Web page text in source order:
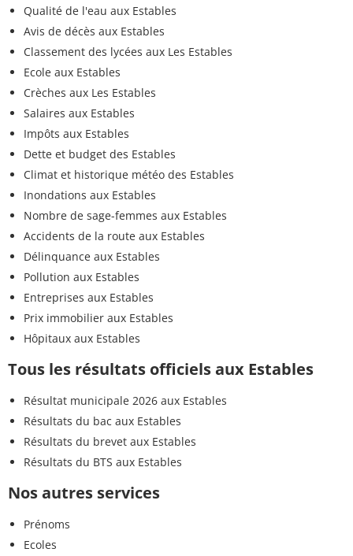
Qualité de l'eau aux Estables
Avis de décès aux Estables
Classement des lycées aux Les Estables
Ecole aux Estables
Crèches aux Les Estables
Salaires aux Estables
Impôts aux Estables
Dette et budget des Estables
Climat et historique météo des Estables
Inondations aux Estables
Nombre de sage-femmes aux Estables
Accidents de la route aux Estables
Délinquance aux Estables
Pollution aux Estables
Entreprises aux Estables
Prix immobilier aux Estables
Hôpitaux aux Estables
Tous les résultats officiels aux Estables
Résultat municipale 2026 aux Estables
Résultats du bac aux Estables
Résultats du brevet aux Estables
Résultats du BTS aux Estables
Nos autres services
Prénoms
Ecoles